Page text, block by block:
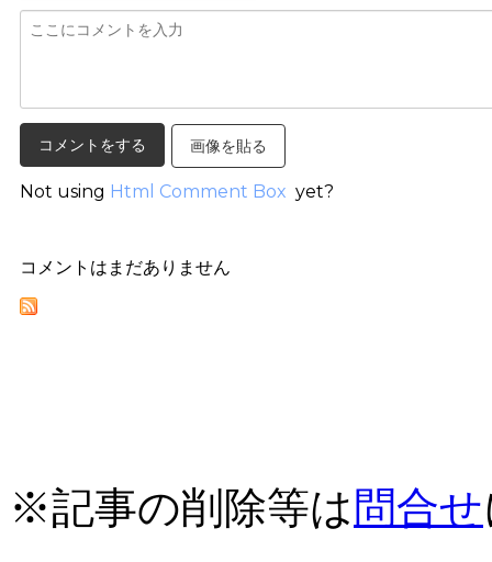
画像を貼る
Not using Html Comment Box yet?
コメントはまだありません
※記事の削除等は 問合せ